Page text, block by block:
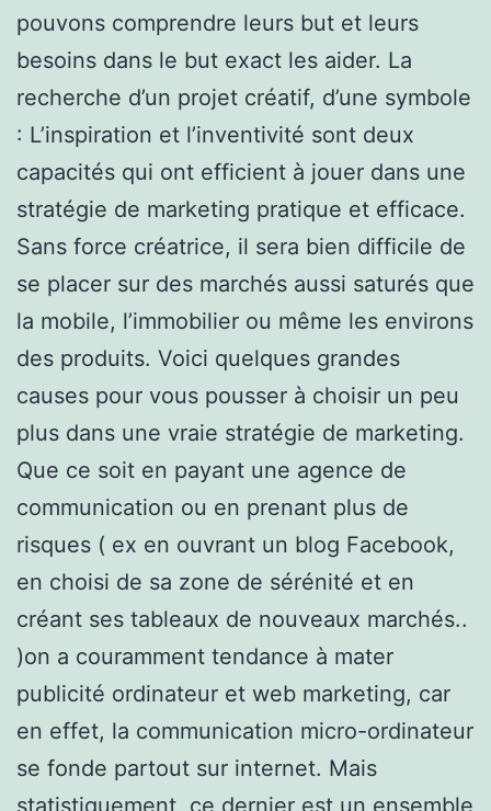
pouvons comprendre leurs but et leurs
besoins dans le but exact les aider. La
recherche d’un projet créatif, d’une symbole
: L’inspiration et l’inventivité sont deux
capacités qui ont efficient à jouer dans une
stratégie de marketing pratique et efficace.
Sans force créatrice, il sera bien difficile de
se placer sur des marchés aussi saturés que
la mobile, l’immobilier ou même les environs
des produits. Voici quelques grandes
causes pour vous pousser à choisir un peu
plus dans une vraie stratégie de marketing.
Que ce soit en payant une agence de
communication ou en prenant plus de
risques ( ex en ouvrant un blog Facebook,
en choisi de sa zone de sérénité et en
créant ses tableaux de nouveaux marchés..
)on a couramment tendance à mater
publicité ordinateur et web marketing, car
en effet, la communication micro-ordinateur
se fonde partout sur internet. Mais
statistiquement, ce dernier est un ensemble